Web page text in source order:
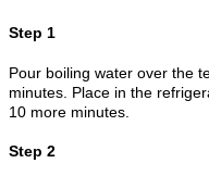
Step 1
Pour boiling water over the
minutes. Place in the
10 more minutes.
Step 2